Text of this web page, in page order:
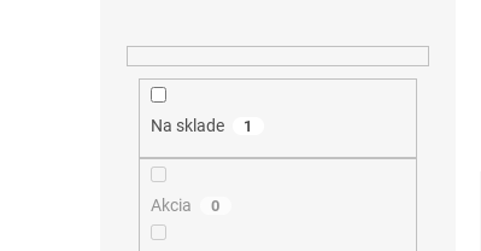
Na sklade 1
Akcia 0